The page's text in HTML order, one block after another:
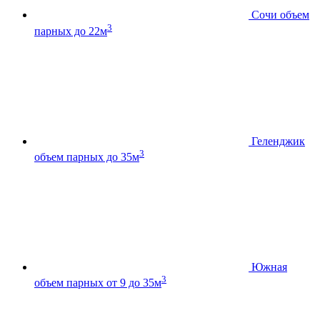
Сочи объем
парных до 22м3
Геленджик
объем парных до 35м3
Южная
объем парных от 9 до 35м3